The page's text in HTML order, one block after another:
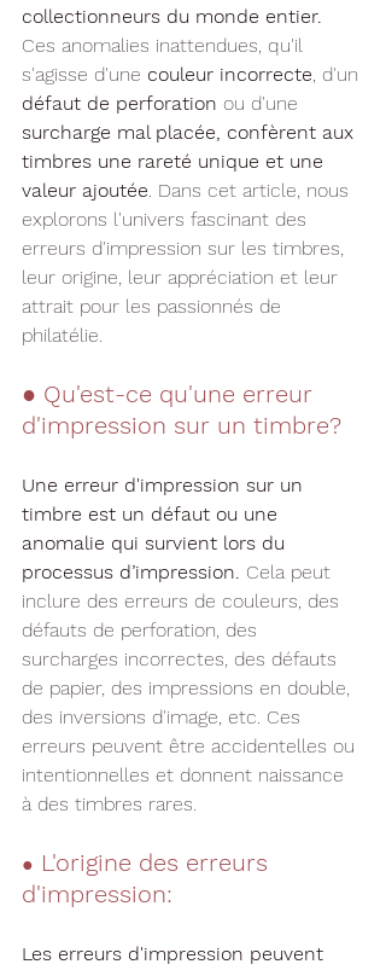
collectionneurs du monde entier.
Ces anomalies inattendues, qu'il
s'agisse d'une couleur incorrecte, d'un
défaut de perforation ou d'une
surcharge mal placée, confèrent aux
timbres une rareté unique et une
valeur ajoutée. Dans cet article, nous
explorons l'univers fascinant des
erreurs d'impression sur les timbres,
leur origine, leur appréciation et leur
attrait pour les passionnés de
philatélie.
● Qu'est-ce qu'une erreur
d'impression sur un timbre?
Une erreur d'impression sur un
timbre est un défaut ou une
anomalie qui survient lors du
processus d’impression. Cela peut
inclure des erreurs de couleurs, des
défauts de perforation, des
surcharges incorrectes, des défauts
de papier, des impressions en double,
des inversions d'image, etc. Ces
erreurs peuvent être accidentelles ou
intentionnelles et donnent naissance
à des timbres rares.
● L'origine des erreurs
d'impression:
Les erreurs d'impression peuvent